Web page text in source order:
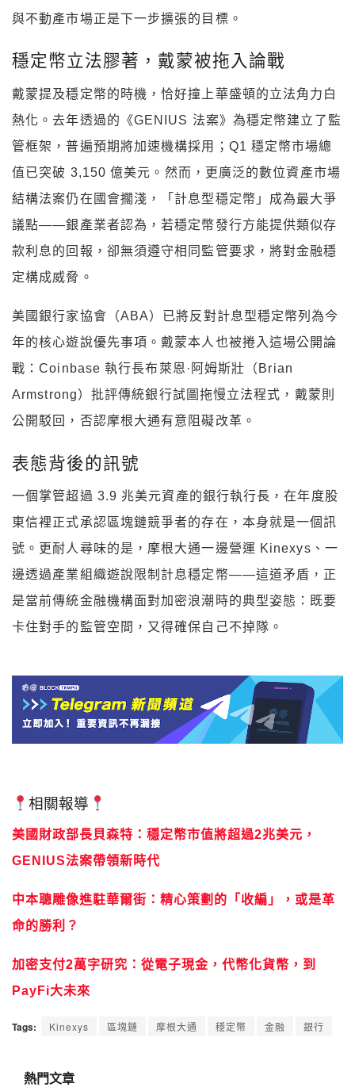
與不動產市場正是下一步擴張的目標。
穩定幣立法膠著，戴蒙被拖入論戰
戴蒙提及穩定幣的時機，恰好撞上華盛頓的立法角力白
熱化。去年透過的《GENIUS 法案》為穩定幣建立了監
管框架，普遍預期將加速機構採用；Q1 穩定幣市場總
值已突破 3,150 億美元。然而，更廣泛的數位資產市場
結構法案仍在國會擱淺，「計息型穩定幣」成為最大爭
議點——銀產業者認為，若穩定幣發行方能提供類似存
款利息的回報，卻無須遵守相同監管要求，將對金融穩
定構成威脅。
美國銀行家協會（ABA）已將反對計息型穩定幣列為今
年的核心遊說優先事項。戴蒙本人也被捲入這場公開論
戰：Coinbase 執行長布萊恩·阿姆斯壯（Brian
Armstrong）批評傳統銀行試圖拖慢立法程式，戴蒙則
公開駁回，否認摩根大通有意阻礙改革。
表態背後的訊號
一個掌管超過 3.9 兆美元資產的銀行執行長，在年度股
東信裡正式承認區塊鏈競爭者的存在，本身就是一個訊
號。更耐人尋味的是，摩根大通一邊營運 Kinexys、一
邊透過產業組織遊說限制計息穩定幣——這道矛盾，正
是當前傳統金融機構面對加密浪潮時的典型姿態：既要
卡住對手的監管空間，又得確保自己不掉隊。
相關報導
美國財政部長貝森特：穩定幣市值將超過2兆美元，
GENIUS法案帶領新時代
中本聰雕像進駐華爾街：精心策劃的「收編」，或是革
命的勝利？
加密支付2萬字研究：從電子現金，代幣化貨幣，到
PayFi大未來
Tags: Kinexys 區塊鏈 摩根大通 穩定幣 金融 銀行
熱門文章